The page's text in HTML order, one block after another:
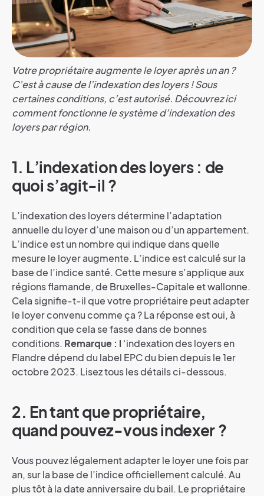
Votre propriétaire augmente le loyer après un an ?
C’est à cause de l’indexation des loyers ! Sous
certaines conditions, c’est autorisé. Découvrez ici
comment fonctionne le système d’indexation des
loyers par région.
1. L’indexation des loyers : de
quoi s’agit-il ?
L’indexation des loyers détermine l’adaptation
annuelle du loyer d’une maison ou d’un appartement.
L’indice est un nombre qui indique dans quelle
mesure le loyer augmente. L’indice est calculé sur la
base de l’indice santé. Cette mesure s’applique aux
régions flamande, de Bruxelles-Capitale et wallonne.
Cela signifie-t-il que votre propriétaire peut adapter
le loyer convenu comme ça ? La réponse est oui, à
condition que cela se fasse dans de bonnes
conditions. Remarque : l ‘indexation des loyers en
Flandre dépend du label EPC du bien depuis le 1er
octobre 2023. Lisez tous les détails ci-dessous.
2. En tant que propriétaire,
quand pouvez-vous indexer ?
Vous pouvez légalement adapter le loyer une fois par
an, sur la base de l’indice officiellement calculé. Au
plus tôt à la date anniversaire du bail. Le propriétaire